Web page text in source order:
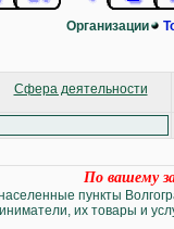
Организации
Сфера деятельности
По вашему
пункты
их товары и